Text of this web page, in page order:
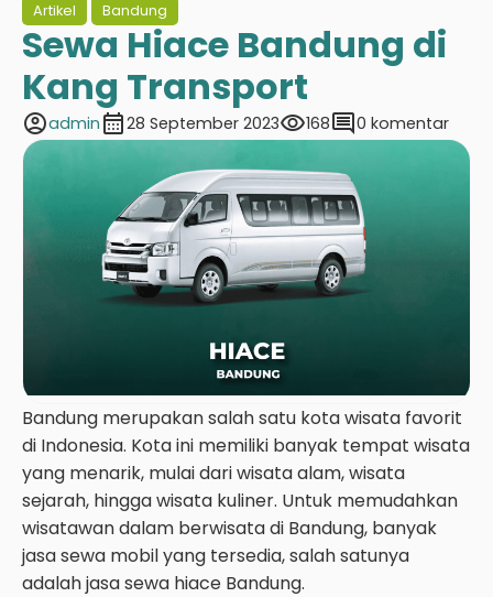
Artikel Bandung
Sewa Hiace Bandung di
Kang Transport
account_circleadmin calendar_month28 September 2023visibility168comment0 komentar
Bandung merupakan salah satu kota wisata favorit
di Indonesia. Kota ini memiliki banyak tempat wisata
yang menarik, mulai dari wisata alam, wisata
sejarah, hingga wisata kuliner. Untuk memudahkan
wisatawan dalam berwisata di Bandung, banyak
jasa sewa mobil yang tersedia, salah satunya
adalah jasa sewa hiace Bandung.